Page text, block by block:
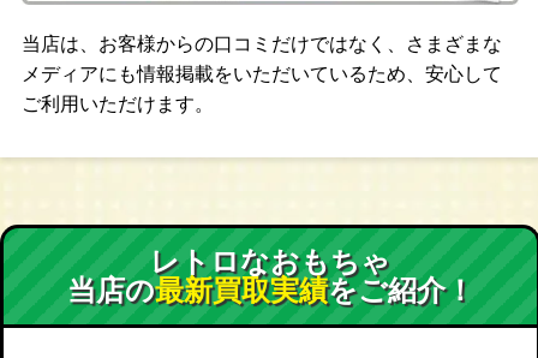
当店は、お客様からの口コミだけではなく、さまざまな
メディアにも情報掲載をいただいているため、安心して
ご利用いただけます。
レトロなおもちゃ
当店の最新買取実績をご紹介！